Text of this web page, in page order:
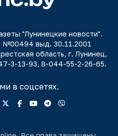
"Лунинецкие новости".
выд. 30.11.2001
область, г. Лунинец,
3-13-93, 8-044-55-2-26-65.
в соцсетях.